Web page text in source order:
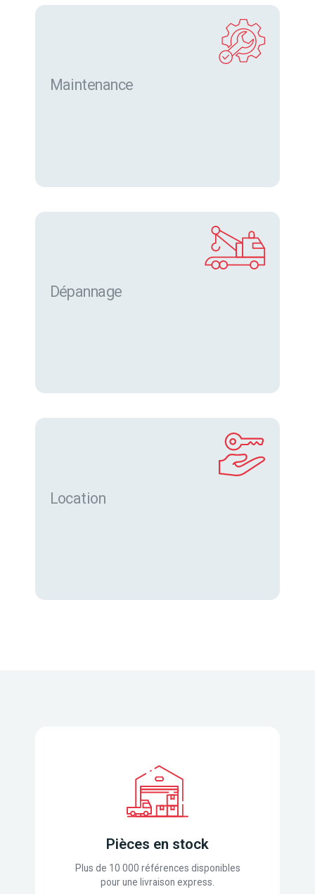
Maintenance
Dépannage
Location
Pièces en stock
Plus de 10 000 références disponibles
pour une livraison express.